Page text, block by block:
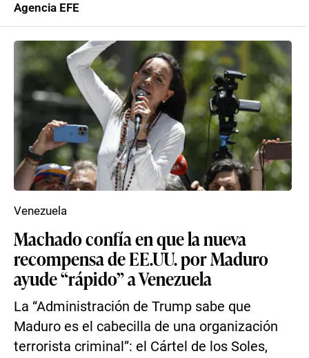
Agencia EFE
Machado confía en que la nueva
recompensa de EE.UU. por Maduro
ayude “rápido” a Venezuela
La “Administración de Trump sabe que
Maduro es el cabecilla de una organización
terrorista criminal”: el Cártel de los Soles,
Venezuela